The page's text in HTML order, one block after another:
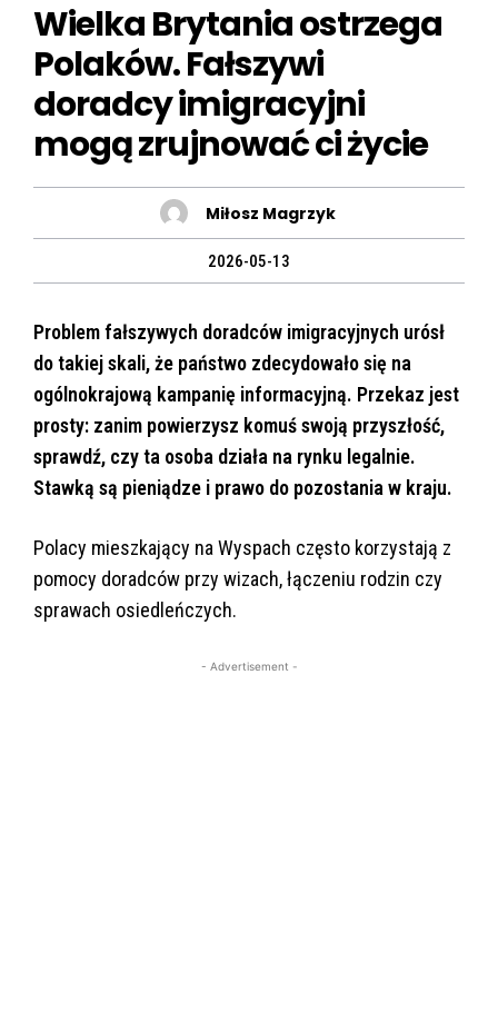
Wielka Brytania ostrzega
Polaków. Fałszywi
doradcy imigracyjni
mogą zrujnować ci życie
Miłosz Magrzyk
2026-05-13
Problem fałszywych doradców imigracyjnych urósł
do takiej skali, że państwo zdecydowało się na
ogólnokrajową kampanię informacyjną. Przekaz jest
prosty: zanim powierzysz komuś swoją przyszłość,
sprawdź, czy ta osoba działa na rynku legalnie.
Stawką są pieniądze i prawo do pozostania w kraju.
Polacy mieszkający na Wyspach często korzystają z
pomocy doradców przy wizach, łączeniu rodzin czy
sprawach osiedleńczych.
- Advertisement -